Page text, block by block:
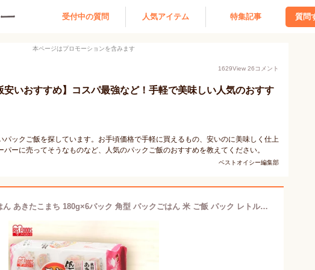
受付中の質問 人気アイテム 特集記事 質問
本ページはプロモーションを含みます
1629View 26コメント
安いおすすめ】コスパ最強など！手軽で美味しい人気のおすす
パックご飯を探しています。お手頃価格で手軽に買えるもの、安いのに美味しく仕上
ーに売ってそうなものなど、人気のパックご飯のおすすめを教えてください。
ベストオイシー編集部
低温製法米のおいしいごはん あきたこまち 180g×6パック 角型 パックごはん 米 ご飯 パック レトルト レンチン 備蓄 非常食 保存食 常温で長期保存 アウトドア 食料 防災 国産米 アイリスオーヤマ